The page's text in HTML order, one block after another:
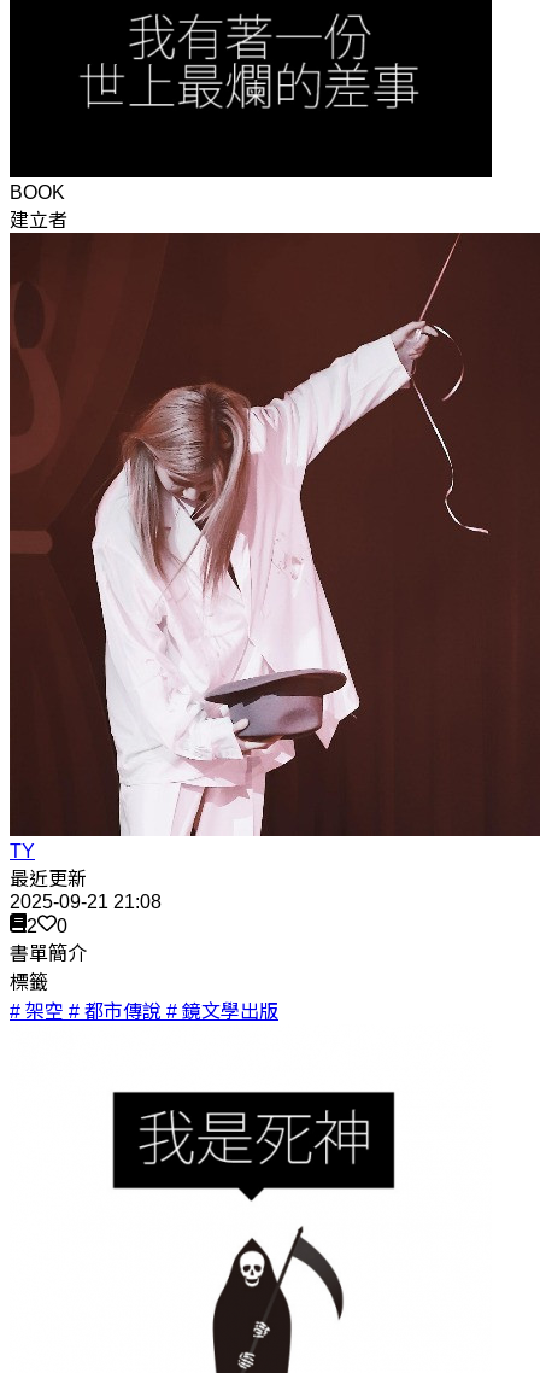
BOOK
建立者
TY
最近更新
2025-09-21 21:08
2
0
書單簡介
標籤
# 架空 # 都市傳說 # 鏡文學出版